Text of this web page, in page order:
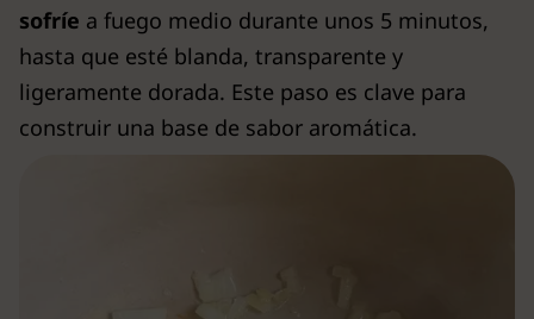
sofríe a fuego medio durante unos 5 minutos,
hasta que esté blanda, transparente y
ligeramente dorada. Este paso es clave para
construir una base de sabor aromática.